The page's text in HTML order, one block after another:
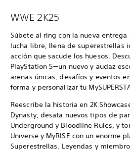
WWE 2K25
Súbete al ring con la nueva
lucha libre, llena de superestrellas
acción que sacude los huesos.
PlayStation 5—un nuevo y audaz
arenas únicas, desafíos y eventos
forma y personalizar tu
Reescribe la historia en 2K
Dynasty, desata nuevos tipos de
Underground y Bloodline Rules, y
Universe y MyRISE con un enorme
Superestrellas, Leyendas y